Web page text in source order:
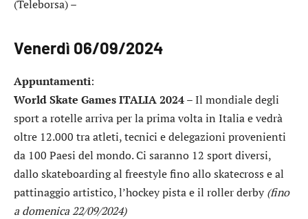
(Teleborsa) –
Venerdì 06/09/2024
Appuntamenti:
World Skate Games ITALIA 2024– Il mondiale degli
sport a rotelle arriva per la prima volta in Italia e vedrà
oltre 12.000 tra atleti, tecnici e delegazioni provenienti
da 100 Paesi del mondo. Ci saranno 12 sport diversi,
dallo skateboarding al freestyle fino allo skatecross e al
pattinaggio artistico, l’hockey pista e il roller derby(fino
a domenica 22/09/2024)